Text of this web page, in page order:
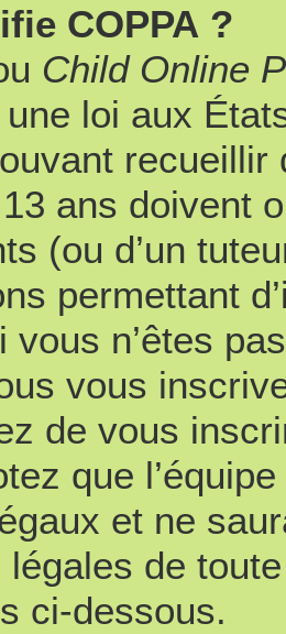
COPPA ?
Child Online
loi aux
ans doivent
(ou d’un
permettant
vous n’êtes
vous
de vous
que
et ne
de
ci-dessous.